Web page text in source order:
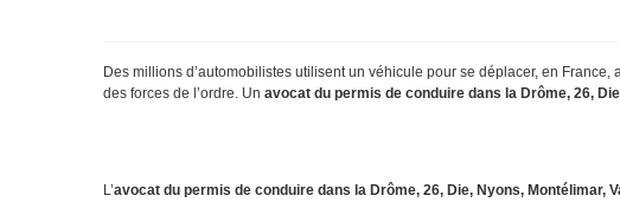
Des millions d’automobilistes utilisent un véhicule pour se déplacer, en
des forces de l’ordre. Un avocat du permis de conduire dans la Drôme, 26,
L’avocat du permis de conduire dans la Drôme, 26, Die, Nyons, Montélimar,